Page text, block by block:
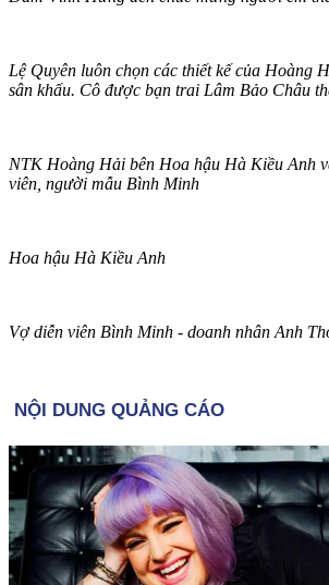
Lệ Quyên luôn chọn các thiết kế của Hoàng
sân khấu. Cô được bạn trai Lâm Bảo Châu
NTK Hoàng Hải bên Hoa hậu Hà Kiều Anh
viên, người mẫu Bình Minh
Hoa hậu Hà Kiều Anh
Vợ diễn viên Bình Minh - doanh nhân Anh